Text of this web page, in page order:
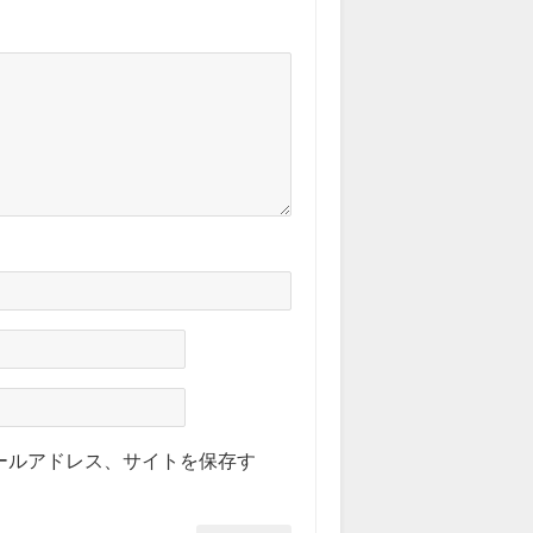
アドレス、サイトを保存す